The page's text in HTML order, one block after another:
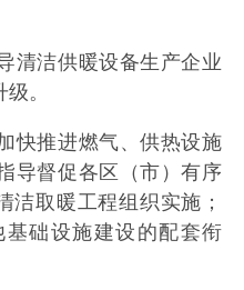
清洁供暖设备生产企业
。
快推进燃气、供热设施
导督促各区（市）有序
洁取暖工程组织实施；
础设施建设的配套衔